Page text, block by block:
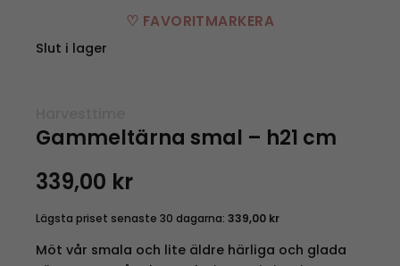
♡ FAVORITMARKERA
Slut i lager
Gammeltärna smal – h21 cm
339,00 kr
Lägsta priset senaste 30 dagarna: 339,00 kr
Möt vår smala och lite äldre härliga och glada